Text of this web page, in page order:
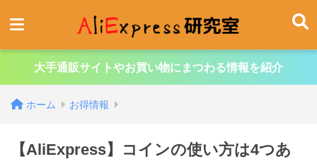
大手通販サイトやお買い物にまつわる情報を紹介
ホーム お得情報
【AliExpress】コインの使い方は4つあ